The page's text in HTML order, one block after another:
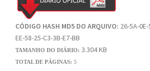
CÓDIGO HASH MD5 DO ARQUIVO: 26-5A-
EE-58-25-C3-3B-E7-BB
TAMANHO DO DIÁRIO: 3.304 KB
TOTAL DE PÁGINAS: 5